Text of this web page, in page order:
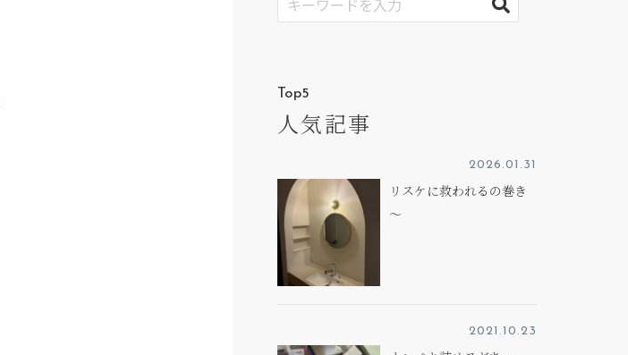
Top5
人気記事
2026.01.31
リスケに救われるの巻き
～
2021.10.23